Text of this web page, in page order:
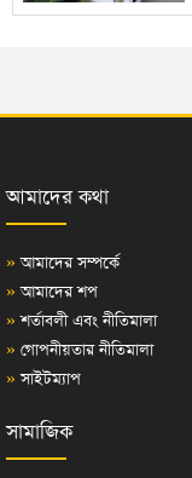
আমাদের কথা
» আমাদের সম্পর্কে
» আমাদের শপ
» শর্তাবলী এবং নীতিমালা
» গোপনীয়তার নীতিমালা
» সাইটম্যাপ
সামাজিক